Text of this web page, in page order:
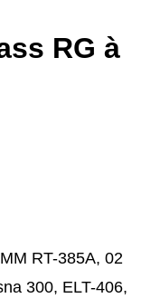
RG à
RT-385A, 02
300, ELT-406,